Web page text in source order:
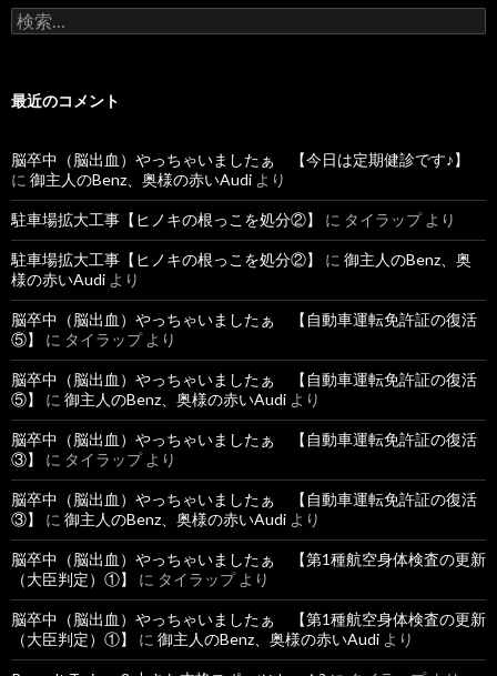
検
索
最近のコメント
脳卒中（脳出血）やっちゃいましたぁ 【今日は定期健診です♪】
に 御主人のBenz、奥様の赤いAudi より
駐車場拡大工事【ヒノキの根っこを処分②】 に タイラップより
駐車場拡大工事【ヒノキの根っこを処分②】 に 御主人のBenz、奥
様の赤いAudi より
脳卒中（脳出血）やっちゃいましたぁ 【自動車運転免許証の復活
⑤】
に タイラップより
脳卒中（脳出血）やっちゃいましたぁ 【自動車運転免許証の復活
⑤】
に 御主人のBenz、奥様の赤いAudi より
脳卒中（脳出血）やっちゃいましたぁ 【自動車運転免許証の復活
③】
に タイラップより
脳卒中（脳出血）やっちゃいましたぁ 【自動車運転免許証の復活
③】
に 御主人のBenz、奥様の赤いAudi より
脳卒中（脳出血）やっちゃいましたぁ 【第1種航空身体検査の更新
（大臣判定）①】
に タイラップより
脳卒中（脳出血）やっちゃいましたぁ 【第1種航空身体検査の更新
（大臣判定）①】
に 御主人のBenz、奥様の赤いAudi より